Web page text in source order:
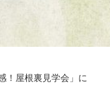
！屋根裏見学会」に